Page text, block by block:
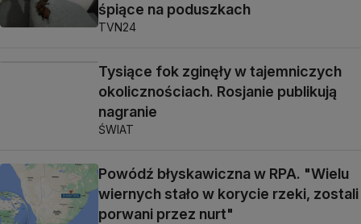
śpiące na poduszkach
TVN24
Tysiące fok zginęły w tajemniczych
okolicznościach. Rosjanie publikują
nagranie
ŚWIAT
Powódź błyskawiczna w RPA. "Wielu
wiernych stało w korycie rzeki, zostali
porwani przez nurt"